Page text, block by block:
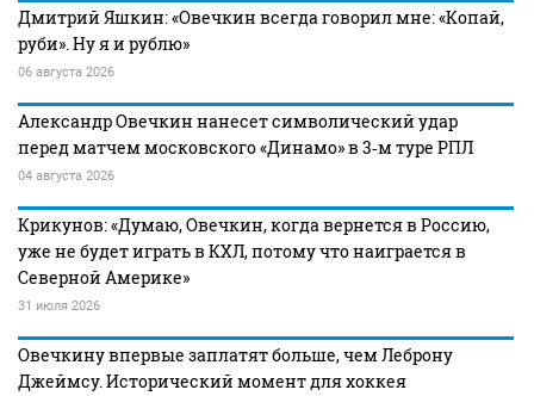
Дмитрий Яшкин: «Овечкин всегда говорил мне: «Копай,
руби». Ну я и рублю»
06 августа 2026
Александр Овечкин нанесет символический удар
перед матчем московского «Динамо» в 3‑м туре РПЛ
04 августа 2026
Крикунов: «Думаю, Овечкин, когда вернется в Россию,
уже не будет играть в КХЛ, потому что наиграется в
Северной Америке»
31 июля 2026
Овечкину впервые заплатят больше, чем Леброну
Джеймсу. Исторический момент для хоккея